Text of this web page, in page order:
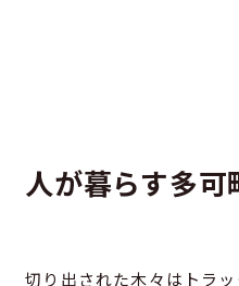
人が暮らす多可
切り出された木々はトラッ